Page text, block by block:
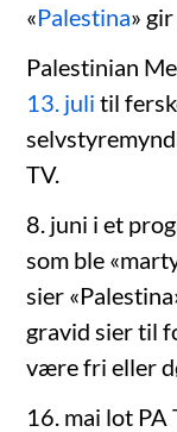
«Palestina»
Palestinian
13. juli til
TV.
8. juni i et
som ble
sier
gravid sier til
være fri eller
16. mai lot